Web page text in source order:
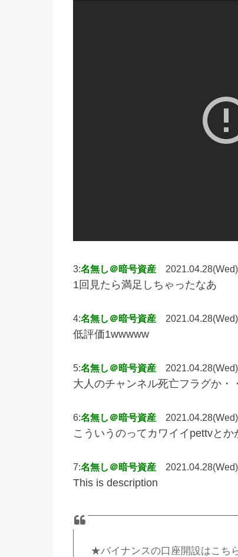
3:名無し＠暗号資産 2021.04.28(Wed)
1回見たら満足しちゃったなあ
4:名無し＠暗号資産 2021.04.28(Wed)
低評価1wwwww
5:名無し＠暗号資産 2021.04.28(Wed)
大人のチャンネル死亡フラグか・
6:名無し＠暗号資産 2021.04.28(Wed)
こういうのってカワイイpettvと
7:名無し＠暗号資産 2021.04.28(Wed)
This is description
★バイナンスの口座開設はこち